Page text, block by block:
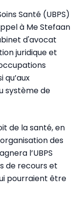
Santé (UBPS)
à Me Stefaan
d'avocat
juridique et
système de
de la santé, en
des
l’UBPS
de recours et
pourraient être